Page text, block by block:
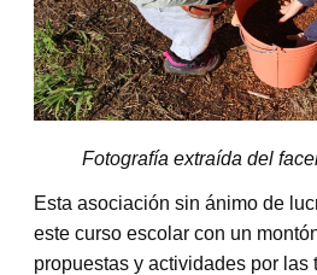
Fotografía extraída del
Esta asociación sin ánimo de
este curso escolar con un
propuestas y actividades por las